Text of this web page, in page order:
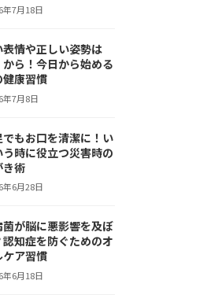
年7月18日
情や正しい姿勢は
から！今日から始める
健康習慣
年7月8日
もお口を清潔に！い
う時に役立つ災害時の
き術
年6月28日
が脳に悪影響を及ぼ
認知症を防ぐためのオ
ケア習慣
年6月18日